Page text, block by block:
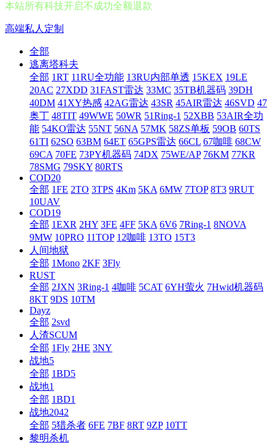
本站所有科技开启不成功全额退款
高端私人定制
全部
逃离塔科夫
全部 1RT 11RU全功能 13RU内部单透 15KEX 19LE
20AC 27XDD 31FAST雷达 33MC 35TB机器码 39DH
40DM 41XY热感 42AG雷达 43SR 45AIR雷达 46SVD 47
奥丁 48TIT 49WWE 50WR 51Ring-1 52XBB 53AIR全功
能 54KO雷达 55NT 56NA 57MK 58ZS单板 59OB 60TS
61TI 62SO 63BM 64ET 65GPS雷达 66CL 67咖啡 68CW
69CA 70FE 73PY机器码 74DX 75WE/AP 76KM 77KR
78SMG 79SKY 80RTS
COD20
全部 1FE 2TO 3TPS 4Km 5KA 6MW 7TOP 8T3 9RUT
10UAV
COD19
全部 1EXR 2HY 3FE 4FF 5KA 6V6 7Ring-1 8NOVA
9MW 10PRO 11TOP 12咖啡 13TO 15T3
人间地狱
全部 1Mono 2KF 3Fly
RUST
全部 2JXN 3Ring-1 4咖啡 5CAT 6YH萤火 7Hwid机器码
8KT 9DS 10TM
Dayz
全部 2svd
人渣SCUM
全部 1Fly 2HE 3NY
战地5
全部 1BD5
战地1
全部 1BD1
战地2042
全部 5猎杀者 6FE 7BF 8RT 9ZP 10TT
黎明杀机